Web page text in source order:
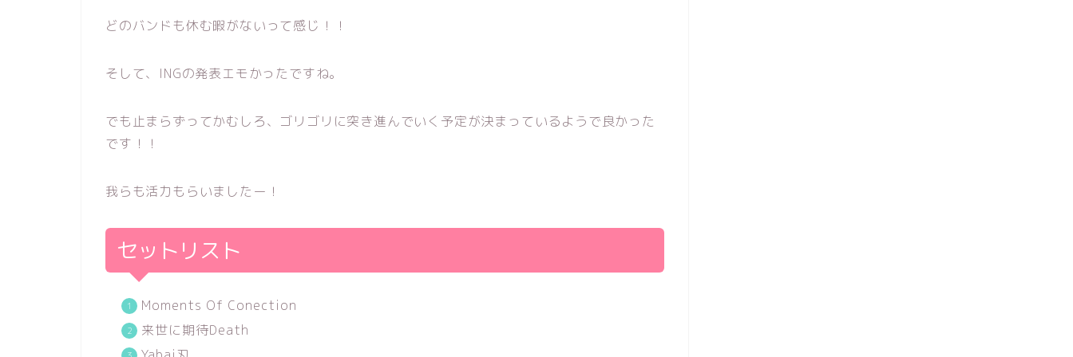
どのバンドも休む暇がないって感じ！！
そして、INGの発表エモかったですね。
でも止まらずってかむしろ、ゴリゴリに突き進んでいく予定が決まっているようで良かった
です！！
我らも活力もらいましたー！
セットリスト
Moments Of Conection
来世に期待Death